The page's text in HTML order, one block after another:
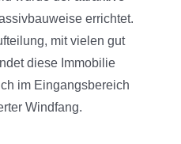
errichtet.
mit vielen gut
diese Immobilie
im Eingangsbereich
Windfang.